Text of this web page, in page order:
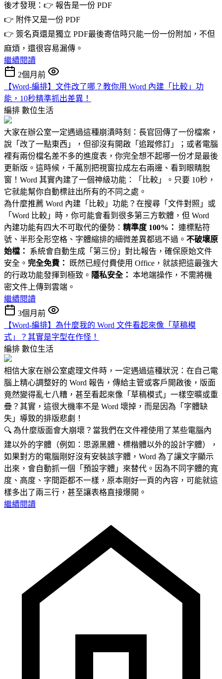
後才發現：👉 報告是一份 PDF
👉 附件又是一份 PDF
👉 簽名頁還是獨立 PDF最後寄信時只能一份一份附加，不但
麻煩，還很容易漏傳。
繼續閱讀
2個月前
【Word-編排】文件改了哪？教你用 Word 內建「比較」功
能，10秒精準抓出差異！
編排 數位生活
大家在辦公室一定遇過這種崩潰時刻：長官回傳了一份檔案，
說「改了一點東西」，但卻沒有開啟「追蹤修訂」；或者電腦
裡有兩份檔名差不多的進度表，你完全想不起哪一份才是最後
更新版。這時候，千萬別把視窗拉成左右兩邊、看到眼睛脫
窗！Word 其實內建了一個神級功能：「比較」。只要 10秒，
它就能幫你自動標註出所有的不同之處。
為什麼推薦 Word 內建「比較」功能？在搜尋「文件對照」或
「Word 比較」時，你可能會看到很多第三方軟體，但 Word
內建功能有四大不可取代的優勢： 精準度 100%： 連標點符
號、半形全形空格、字體縮排的細微差異都逃不過。 不破壞原
始檔：
系統會自動生成「第三份」對比報告，確保原始文件
安全。 完全免費：
既然已經付費使用 Office，就該把這最強大
的行政功能發揮到極致。 隱私安全： 本地端操作，不需將機
密文件上傳到雲端。
繼續閱讀
3個月前
【Word-編排】為什麼我的 Word 文件看起來像「草稿模
式」？其實是字型在作怪！
編排 數位生活
相信大家在辦公室處理文件時，一定遇過這種狀況：在自己電
腦上精心調整好的 Word 報告，傳給主管或客戶開啟後，版面
竟然變得亂七八糟，甚至看起來像「草稿模式」一樣空曠或重
疊？其實，這很大機率不是 Word 壞掉，而是因為「字體缺
失」導致的排版悲劇！
🔍 為什麼版面會大崩壞？當我們在文件裡使用了某些電腦內
建以外的字體（例如：思源黑體、標楷體以外的設計字體），
如果對方的電腦剛好沒有安裝該字體，Word 為了讓文字顯示
出來，會自動抓一個「預設字體」來替代。因為不同字體的寬
度、高度、字間距都不一樣，原本剛好一頁的內容，可能就這
樣多出了兩三行，甚至讓表格直接爆開。
繼續閱讀